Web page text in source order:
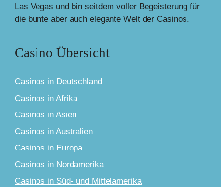
Las Vegas und bin seitdem voller Begeisterung für
die bunte aber auch elegante Welt der Casinos.
Casino Übersicht
Casinos in Deutschland
Casinos in Afrika
Casinos in Asien
Casinos in Australien
Casinos in Europa
Casinos in Nordamerika
Casinos in Süd- und Mittelamerika